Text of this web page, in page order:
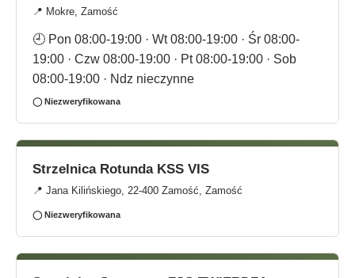
📍 Mokre, Zamość
🕘 Pon 08:00-19:00 · Wt 08:00-19:00 · Śr 08:00-
19:00 · Czw 08:00-19:00 · Pt 08:00-19:00 · Sob
08:00-19:00 · Ndz nieczynne
◯ Niezweryfikowana
Strzelnica Rotunda KSS VIS
📍 Jana Kilińskiego, 22-400 Zamość, Zamość
◯ Niezweryfikowana